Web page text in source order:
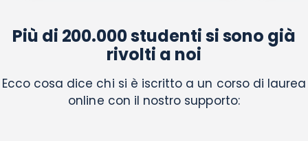
Più di 200.000 studenti si sono già
rivolti a noi
Ecco cosa dice chi si è iscritto a un corso di laurea
online con il nostro supporto: